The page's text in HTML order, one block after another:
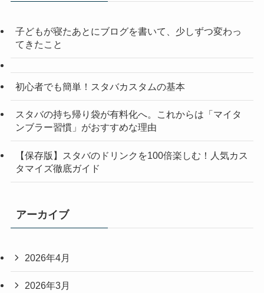
子どもが寝たあとにブログを書いて、少しずつ変わっ
てきたこと
初心者でも簡単！スタバカスタムの基本
スタバの持ち帰り袋が有料化へ。これからは「マイタ
ンブラー習慣」がおすすめな理由
【保存版】スタバのドリンクを100倍楽しむ！人気カス
タマイズ徹底ガイド
アーカイブ
2026年4月
2026年3月